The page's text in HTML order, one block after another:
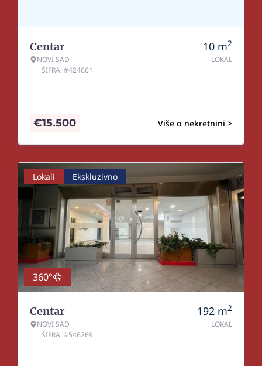
Centar
NOVI SAD
ŠIFRA: #424661
10 m2
LOKAL
Više o nekretnini >
€15.500
Lokali Ekskluzivno
360°
Centar
NOVI SAD
ŠIFRA: #546269
192 m2
LOKAL